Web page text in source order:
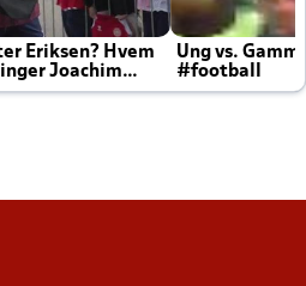
Eriksen? Hvem
Joachim
Ung vs.
#football